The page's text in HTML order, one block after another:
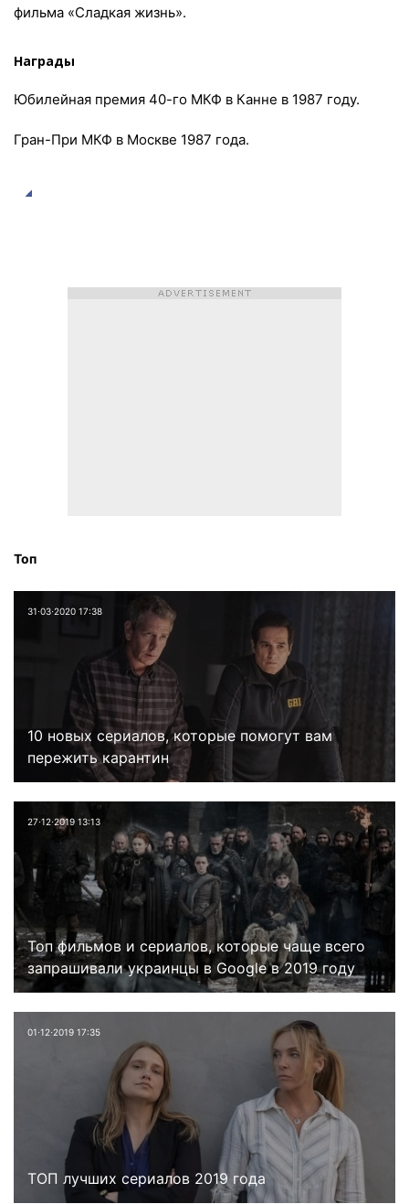
фильма «Сладкая жизнь».
Награды
Юбилейная премия 40-го МКФ в Канне в 1987 году.
Гран-При МКФ в Москве 1987 года.
Топ
31⋅03⋅2020 17:38
10 новых сериалов, которые помогут вам
пережить карантин
27⋅12⋅2019 13:13
Топ фильмов и сериалов, которые чаще всего
запрашивали украинцы в Google в 2019 году
01⋅12⋅2019 17:35
ТОП лучших сериалов 2019 года